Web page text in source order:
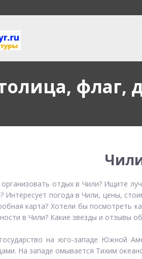
флаг,
отдых в Чили? Ищите
Интересует погода в Чили, цены,
карта? Хотели бы посмотреть
в Чили? Какие звезды и отзывы
на юго-западе Южной
На западе омывается Тихим